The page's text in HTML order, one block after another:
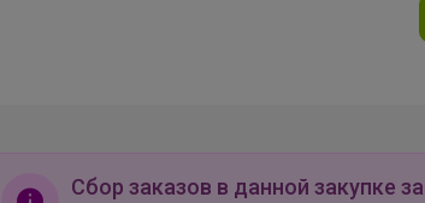
Сбор заказов в данной закупке